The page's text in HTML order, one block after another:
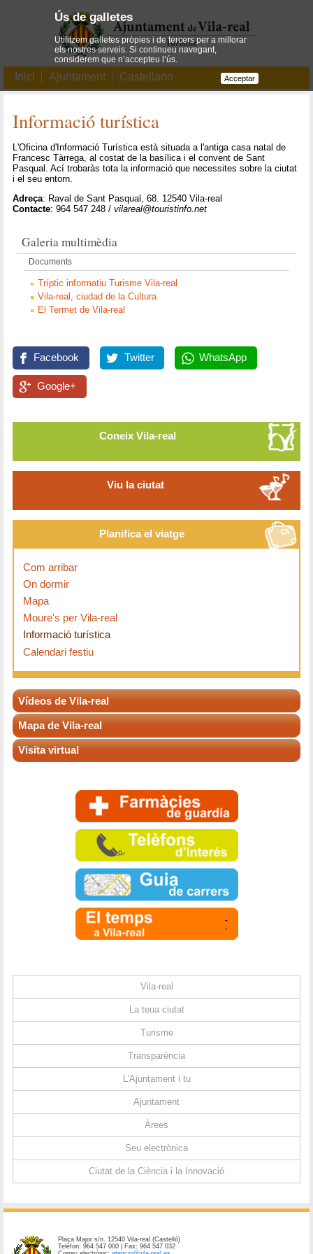
Inici Ajuntament Castellano
Informació turística
L'Oficina d'Informació Turística està situada a l'antiga casa natal de
Francesc Tàrrega, al costat de la basílica i el convent de Sant
Pasqual. Ací trobaràs tota la informació que necessites sobre la ciutat
i el seu entorn.
Adreça: Raval de Sant Pasqual, 68. 12540 Vila-real
Contacte: 964 547 248 /vilareal@touristinfo.net
Galeria multimèdia
Documents
Tríptic informatiu Turisme Vila-real
Vila-real, ciudad de la Cultura
El Termet de Vila-real
Facebook Twitter WhatsApp
Google+
Coneix Vila-real
Viu la ciutat
Planifica el viatge
Com arribar
On dormir
Mapa
Moure's per Vila-real
Informació turística
Calendari festiu
Vídeos de Vila-real
Mapa de Vila-real
Visita virtual
-
-
Vila-real
La teua ciutat
Turisme
Transparència
L'Ajuntament i tu
Ajuntament
Àrees
Seu electrònica
Ciutat de la Ciència i la Innovació
Plaça Major s/n. 12540 Vila-real (Castelló)
Telèfon: 964 547 000 | Fax: 964 547 032
Ús de galletes
Utilitzem galletes pròpies i de tercers per a millorar
els nostres serveis. Si continueu navegant,
considerem que n’accepteu l’ús.
Acceptar